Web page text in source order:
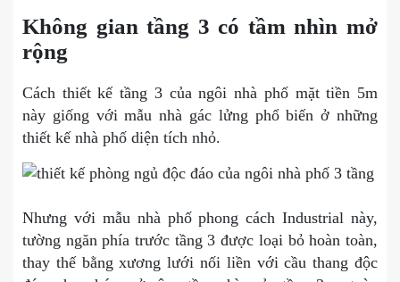
Không gian tầng 3 có tầm nhìn mở
rộng
Cách thiết kế tầng 3 của ngôi nhà phố mặt tiền 5m
này giống với mẫu nhà gác lửng phổ biến ở những
thiết kế nhà phố diện tích nhỏ.
Nhưng với mẫu nhà phố phong cách Industrial này,
tường ngăn phía trước tầng 3 được loại bỏ hoàn toàn,
thay thế bằng xương lưới nối liền với cầu thang độc